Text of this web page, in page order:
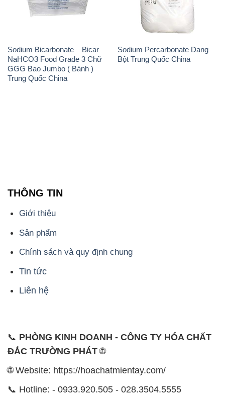
Sodium Bicarbonate – Bicar
NaHCO3 Food Grade 3 Chữ
GGG Bao Jumbo ( Bành )
Trung Quốc China
Sodium Percarbonate Dạng
Bột Trung Quốc China
THÔNG TIN
Giới thiệu
Sản phẩm
Chính sách và quy định chung
Tin tức
Liên hệ
📞 PHÒNG KINH DOANH - CÔNG TY HÓA CHẤT
ĐẮC TRƯỜNG PHÁT🌐
🌐 Website: https://hoachatmientay.com/
📞 Hotline: - 0933.920.505 - 028.3504.5555